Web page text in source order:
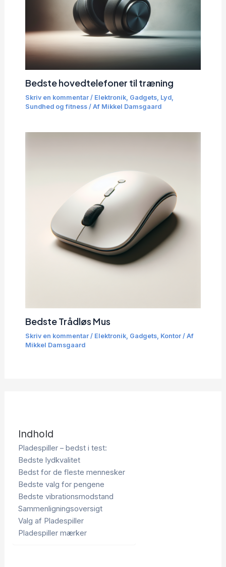
Bedste hovedtelefoner til træning
Skriv en kommentar / Elektronik, Gadgets, Lyd,
Sundhed og fitness/ Af Mikkel Damsgaard
Bedste Trådløs Mus
Skriv en kommentar / Elektronik, Gadgets, Kontor/ Af
Mikkel Damsgaard
Indhold
Pladespiller – bedst i test:
Bedste lydkvalitet
Bedst for de fleste mennesker
Bedste valg for pengene
Bedste vibrationsmodstand
Sammenligningsoversigt
Valg af Pladespiller
Pladespiller mærker